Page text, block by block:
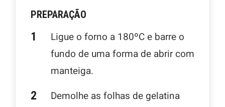
PREPARAÇÃO
Ligue o forno a 180ºC e barre o
fundo de uma forma de abrir com
manteiga.
Demolhe as folhas de gelatina